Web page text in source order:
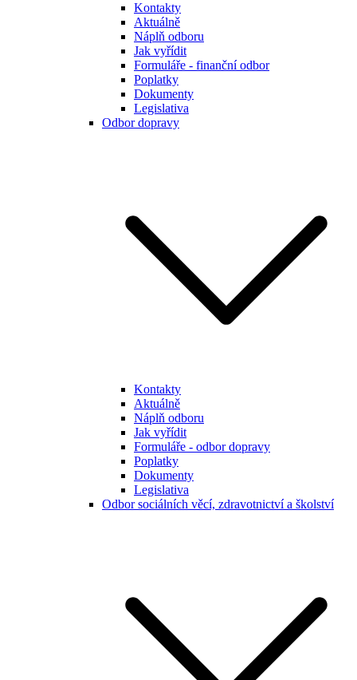
Kontakty
Aktuálně
Náplň odboru
Jak vyřídit
Formuláře - finanční odbor
Poplatky
Dokumenty
Legislativa
Odbor dopravy
Kontakty
Aktuálně
Náplň odboru
Jak vyřídit
Formuláře - odbor dopravy
Poplatky
Dokumenty
Legislativa
Odbor sociálních věcí, zdravotnictví a školství